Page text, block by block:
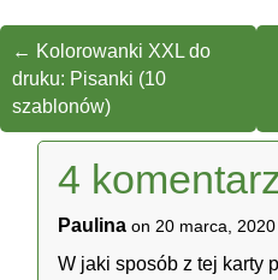
← Kolorowanki XXL do
druku: Pisanki (10
szablonów)
4
Paulina on 20 marca,
W jaki sposób z tej karty